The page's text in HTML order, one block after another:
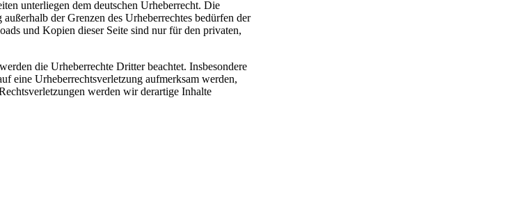
unterliegen dem deutschen Urheberrecht. Die
der Grenzen des Urheberrechtes bedürfen der
und Kopien dieser Seite sind nur für den privaten,
die Urheberrechte Dritter beachtet. Insbesondere
eine Urheberrechtsverletzung aufmerksam werden,
werden wir derartige Inhalte